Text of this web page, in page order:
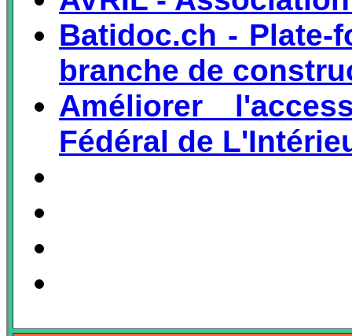
Batidoc.ch - Plate-
branche de
Améliorer
Fédéral de